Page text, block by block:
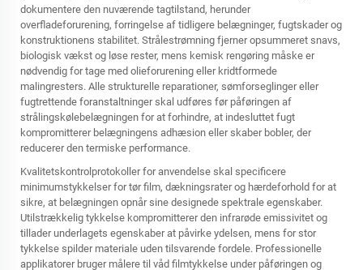
dokumentere den nuværende tagtilstand, herunder
overfladeforurening, forringelse af tidligere belægninger, fugtskader og
konstruktionens stabilitet. Strålestrømning fjerner opsummeret snavs,
biologisk vækst og løse rester, mens kemisk rengøring måske er
nødvendig for tage med olieforurening eller kridtformede
malingresters. Alle strukturelle reparationer, sømforseglinger eller
fugtrettende foranstaltninger skal udføres før påføringen af
strålingskølebelægningen for at forhindre, at indesluttet fugt
kompromitterer belægningens adhæsion eller skaber bobler, der
reducerer den termiske performance.
Kvalitetskontrolprotokoller for anvendelse skal specificere
minimumstykkelser for tør film, dækningsrater og hærdeforhold for at
sikre, at belægningen opnår sine designede spektrale egenskaber.
Utilstrækkelig tykkelse kompromitterer den infrarøde emissivitet og
tillader underlagets egenskaber at påvirke ydelsen, mens for stor
tykkelse spilder materiale uden tilsvarende fordele. Professionelle
applikatorer bruger målere til våd filmtykkelse under påføringen og